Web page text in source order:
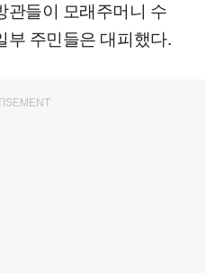
관들이 모래주머니 수
부 주민들은 대피했다.